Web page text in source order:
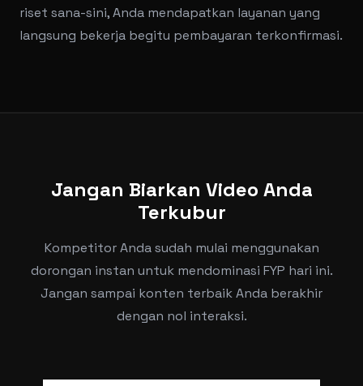
riset sana-sini, Anda mendapatkan layanan yang
langsung bekerja begitu pembayaran terkonfirmasi.
Jangan Biarkan Video Anda
Terkubur
Kompetitor Anda sudah mulai menggunakan
dorongan instan untuk mendominasi FYP hari ini.
Jangan sampai konten terbaik Anda berakhir
dengan nol interaksi.